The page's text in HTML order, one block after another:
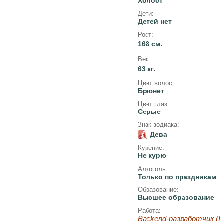
Дети:
Детей нет
Рост:
168 см.
Вес:
63 кг.
Цвет волос:
Брюнет
Цвет глаз:
Серые
Знак зодиака:
Дева
Курение:
Не курю
Алкоголь:
Только по праздникам
Образование:
Высшее образование
Работа:
Backend-разработчик